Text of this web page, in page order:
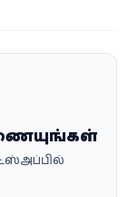
இணையுங்கள்